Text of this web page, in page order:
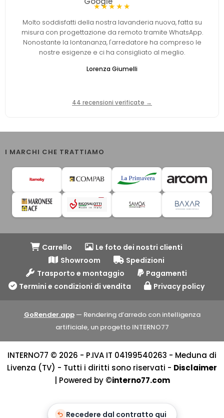
★★★★★
Molto soddisfatti della nostra lavanderia nuova, fatta su
misura con progettazione da remoto tramite WhatsApp.
Nonostante la lontananza, l'arredatore ha compreso le
nostre esigenze e ci ha consigliato al meglio.
Lorenza Giumelli
44 recensioni verificate →
I MARCHI CHE TRATTIAMO
Carrello
Le foto dei nostri clienti
Showroom
Spedizioni
Trasporto e montaggio
Pagamenti
Termini e condizioni di vendita
Privacy policy
GoRender.app— Rendering d’arredo con intelligenza
artificiale, un progetto INTERNO77
INTERNO77 © 2026 - P.IVA IT 04199540263 - Meduna di
Livenza (TV) - Tutti i diritti sono riservati - Disclaimer
| Powered by ©interno77.com
Recedere dal contratto qui